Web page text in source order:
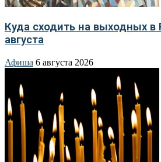
Куда сходить на выходных в
августа
Афиша 6 августа 2026